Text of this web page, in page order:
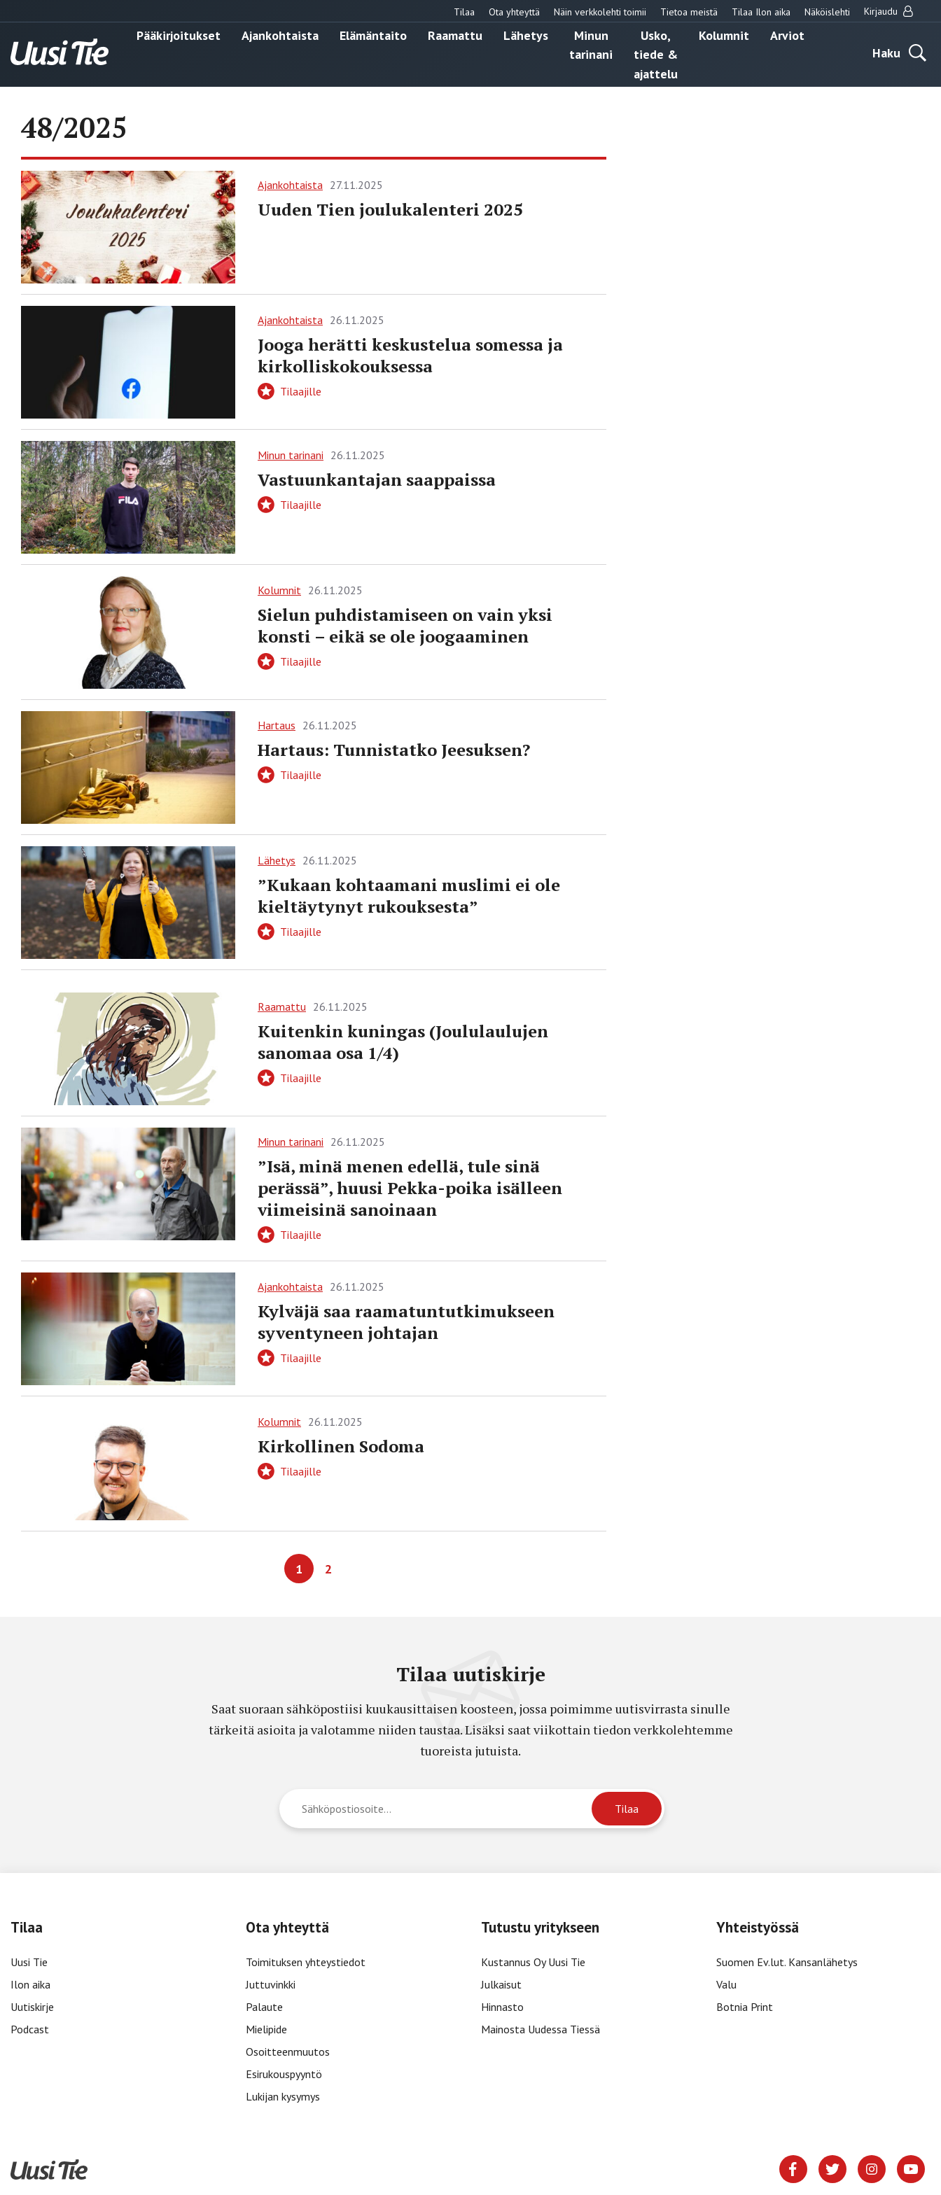
Tilaa Ota yhteyttä Näin verkkolehti toimii Tietoa meistä Tilaa Ilon aika Näköislehti Kirjaudu
Pääkirjoitukset Ajankohtaista Elämäntaito Raamattu Lähetys
Minun
tarinani
Usko,
tiede &
ajattelu
Kolumnit
Arviot
Haku
48/2025
Ajankohtaista 27.11.2025
Uuden Tien joulukalenteri 2025
Ajankohtaista 26.11.2025
Jooga herätti keskustelua somessa ja
kirkolliskokouksessa
Tilaajille
Minun tarinani 26.11.2025
Vastuunkantajan saappaissa
Tilaajille
Kolumnit 26.11.2025
Sielun puhdistamiseen on vain yksi
konsti – eikä se ole joogaaminen
Tilaajille
Hartaus 26.11.2025
Hartaus: Tunnistatko Jeesuksen?
Tilaajille
Lähetys 26.11.2025
”Kukaan kohtaamani muslimi ei ole
kieltäytynyt rukouksesta”
Tilaajille
Raamattu 26.11.2025
Kuitenkin kuningas (Joululaulujen
sanomaa osa 1/4)
Tilaajille
Minun tarinani 26.11.2025
”Isä, minä menen edellä, tule sinä
perässä”, huusi Pekka-poika isälleen
viimeisinä sanoinaan
Tilaajille
Ajankohtaista 26.11.2025
Kylväjä saa raamatuntutkimukseen
syventyneen johtajan
Tilaajille
Kolumnit 26.11.2025
Kirkollinen Sodoma
Tilaajille
1 2
Tilaa uutiskirje
Saat suoraan sähköpostiisi kuukausittaisen koosteen, jossa poimimme uutisvirrasta sinulle
tärkeitä asioita ja valotamme niiden taustaa. Lisäksi saat viikottain tiedon verkkolehtemme
tuoreista jutuista.
Tilaa
Uusi Tie
Ilon aika
Uutiskirje
Podcast
Ota yhteyttä
Toimituksen yhteystiedot
Juttuvinkki
Palaute
Mielipide
Osoitteenmuutos
Esirukouspyyntö
Lukijan kysymys
Tutustu yritykseen
Kustannus Oy Uusi Tie
Julkaisut
Hinnasto
Mainosta Uudessa Tiessä
Yhteistyössä
Suomen Ev.lut. Kansanlähetys
Valu
Botnia Print